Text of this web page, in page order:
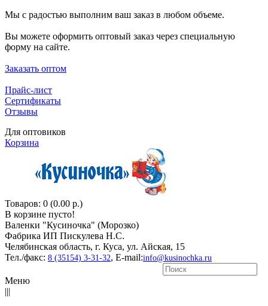
Мы с радостью выполним ваш заказ в любом объеме.
Вы можете оформить оптовый заказ через специальную
форму на сайте.
Заказать оптом
Прайс-лист
Сертификаты
Отзывы
Для оптовиков
Корзина
Товаров: 0 (0.00 р.)
В корзине пусто!
Валенки "Кусиночкa" (Морозко)
Фабрика ИП Пискулева Н.С.
Челябинская область, г. Куса, ул. Айская, 15
Тел./факс: 8 (35154) 3-31-32, E-mail:info@kusinochka.ru
Меню
|||